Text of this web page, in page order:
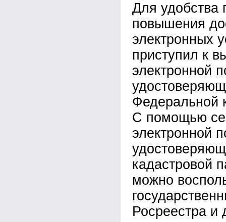
Для удобства
повышения
электронных
приступил к
электронной
Федеральной
С помощью
электронной
кадастровой
можно
Росреестра и